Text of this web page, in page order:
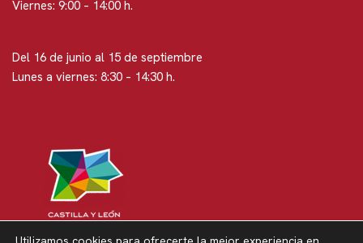
Viernes: 9:00 – 14:00 h.
Del 16 de junio al 15 de septiembre
Lunes a viernes: 8:30 – 14:30 h.